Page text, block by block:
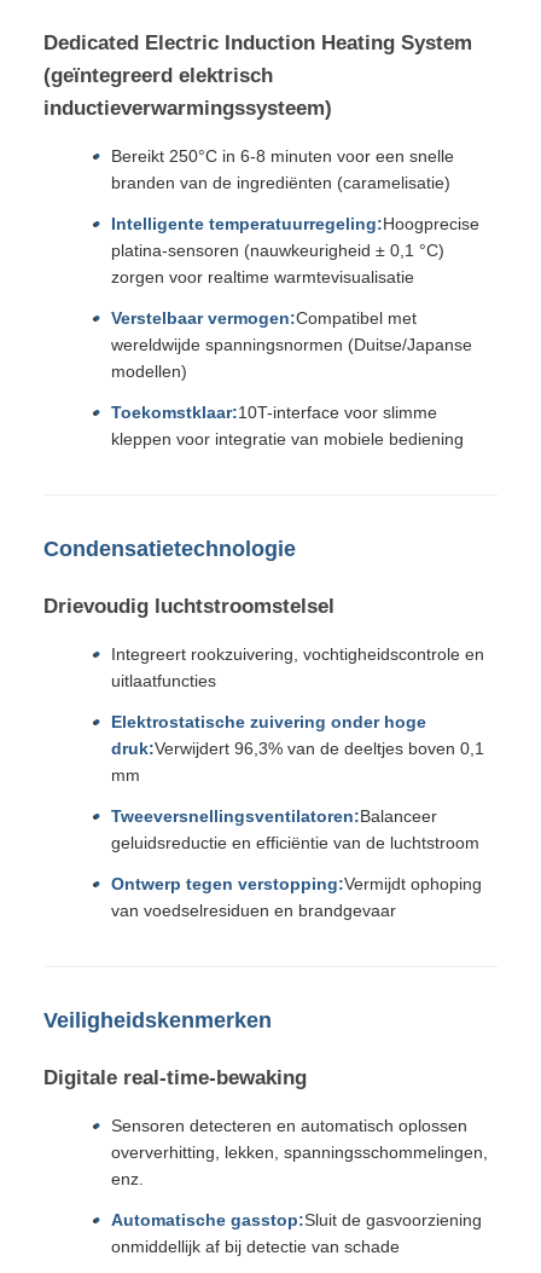
Dedicated Electric Induction Heating System
(geïntegreerd elektrisch
inductieverwarmingssysteem)
Bereikt 250°C in 6-8 minuten voor een snelle
branden van de ingrediënten (caramelisatie)
Intelligente temperatuurregeling:Hoogprecise
platina-sensoren (nauwkeurigheid ± 0,1 °C)
zorgen voor realtime warmtevisualisatie
Verstelbaar vermogen:Compatibel met
wereldwijde spanningsnormen (Duitse/Japanse
modellen)
Toekomstklaar:10T-interface voor slimme
kleppen voor integratie van mobiele bediening
Condensatietechnologie
Drievoudig luchtstroomstelsel
Integreert rookzuivering, vochtigheidscontrole en
uitlaatfuncties
Elektrostatische zuivering onder hoge
druk:Verwijdert 96,3% van de deeltjes boven 0,1
mm
Tweeversnellingsventilatoren:Balanceer
geluidsreductie en efficiëntie van de luchtstroom
Ontwerp tegen verstopping:Vermijdt ophoping
van voedselresiduen en brandgevaar
Veiligheidskenmerken
Digitale real-time-bewaking
Sensoren detecteren en automatisch oplossen
oververhitting, lekken, spanningsschommelingen,
enz.
Automatische gasstop:Sluit de gasvoorziening
onmiddellijk af bij detectie van schade